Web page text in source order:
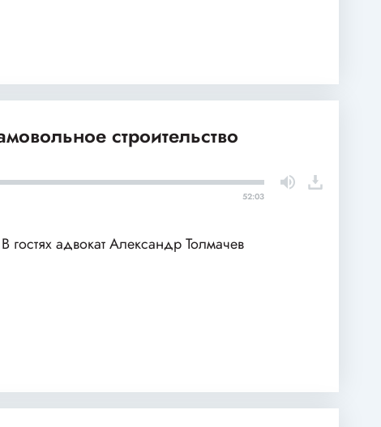
строительство
52:03
В гостях адвокат Александр Толмачев